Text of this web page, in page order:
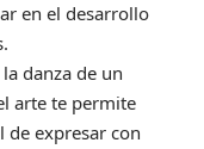
en el desarrollo
danza de un
arte te permite
de expresar con